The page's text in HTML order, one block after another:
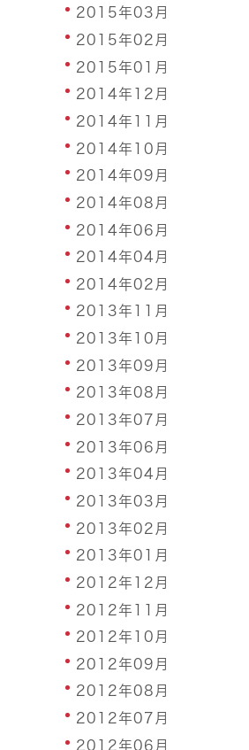
2015年03月
2015年02月
2015年01月
2014年12月
2014年11月
2014年10月
2014年09月
2014年08月
2014年06月
2014年04月
2014年02月
2013年11月
2013年10月
2013年09月
2013年08月
2013年07月
2013年06月
2013年04月
2013年03月
2013年02月
2013年01月
2012年12月
2012年11月
2012年10月
2012年09月
2012年08月
2012年07月
2012年06月